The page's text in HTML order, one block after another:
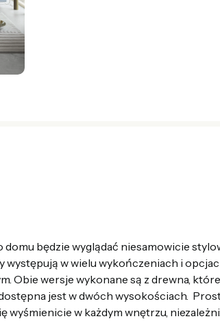
będzie wyglądać niesamowicie
w wielu wykończeniach i
Obie wersje wykonane są z drewna,
jest w dwóch wysokościach.
wyśmienicie w każdym wnętrzu,